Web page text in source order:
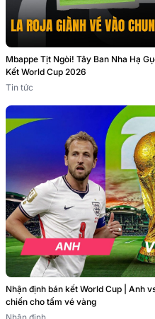
Mbappe Tịt Ngòi! Tây Ban Nha Hạ
Kết World Cup 2026
Tin tức
Nhận định bán kết World Cup | Anh
chiến cho tấm vé vàng